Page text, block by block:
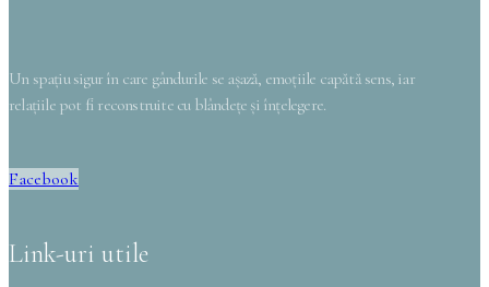
Un spațiu sigur în care gândurile se așază, emoțiile capătă sens, iar
relațiile pot fi reconstruite cu blândețe și înțelegere.
Facebook
Link-uri utile